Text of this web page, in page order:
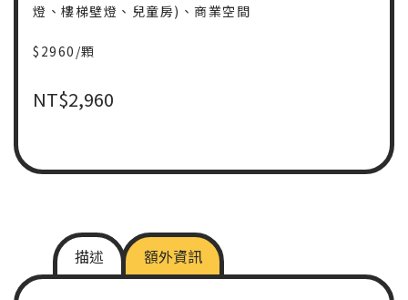
燈、樓梯壁燈、兒童房)、商業空間
$2960/顆
NT$2,960
描述 額外資訊